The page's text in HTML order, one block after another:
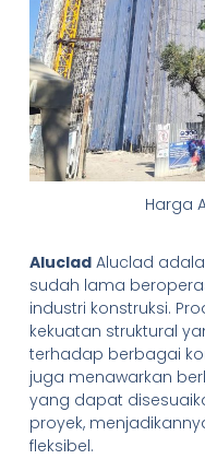
Harga
AlucladAluclad
sudah lama
industri konstruksi.
kekuatan struktural
terhadap berbagai
juga menawarkan
yang dapat
proyek,
fleksibel.